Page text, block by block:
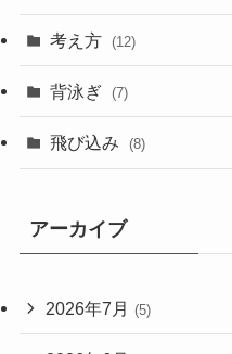
考え方 (12)
背泳ぎ (7)
飛び込み (8)
アーカイブ
2026年7月 (5)